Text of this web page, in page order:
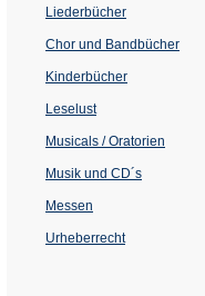
Liederbücher
Chor und Bandbücher
Kinderbücher
Leselust
Musicals / Oratorien
Musik und CD´s
Messen
Urheberrecht